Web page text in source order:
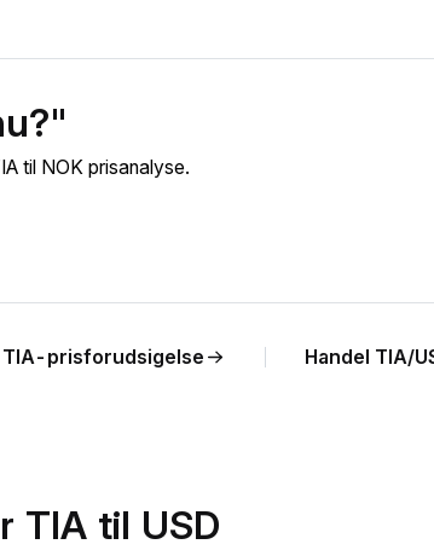
til NOK prisanalyse.
TIA-prisforudsigelse Handel TIA/
TIA til USD